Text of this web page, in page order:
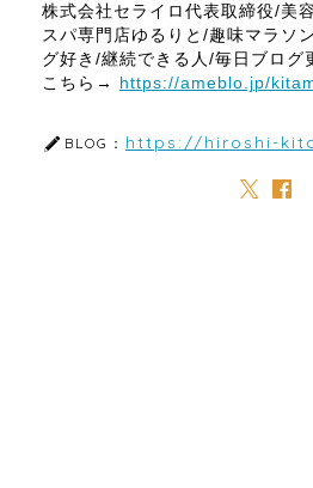
株式会社セライロ代表取締役/美
スパ専門店ゆるりと/趣味マラソ
グ好き/継続できる人/毎日ブログ
こちら→
https://ameblo.jp/
BLOG： https://hiroshi-